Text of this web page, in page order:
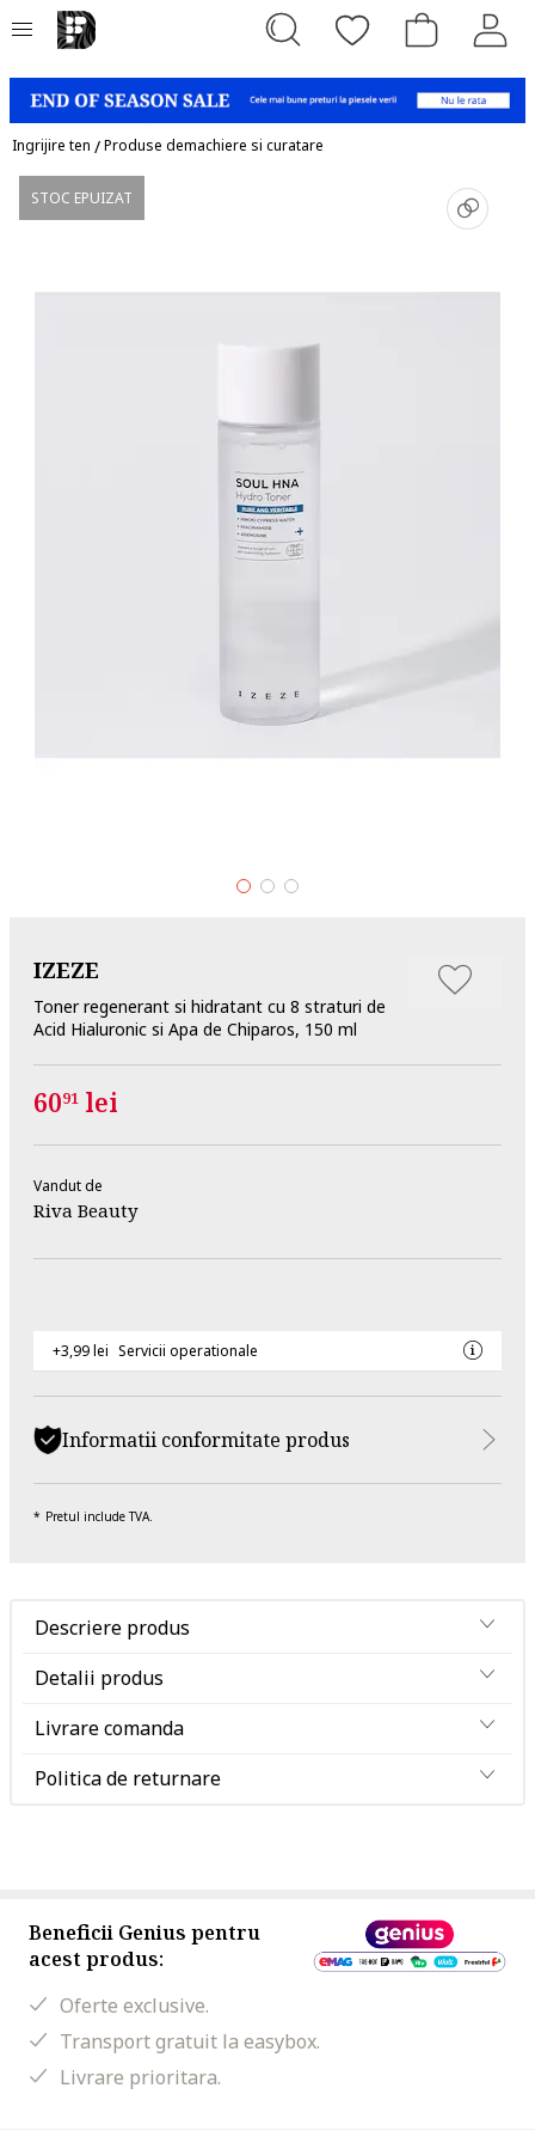
Ingrijire ten /Produse demachiere si curatare
STOC EPUIZAT
IZEZE
Toner regenerant si hidratant cu 8 straturi de
Acid Hialuronic si Apa de Chiparos, 150 ml
6091 lei
Vandut de
Riva Beauty
+3,99 lei Servicii operationale
Informatii conformitate produs
Pretul include TVA.
Descriere produs
Detalii produs
Livrare comanda
Politica de returnare
Beneficii Genius pentru
acest produs:
Oferte exclusive.
Transport gratuit la easybox.
Livrare prioritara.